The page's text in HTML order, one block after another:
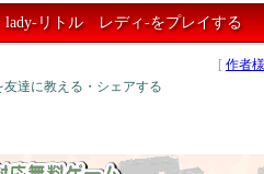
リトル レディ-をプレイする
[ 作者
達に教える・シェアする